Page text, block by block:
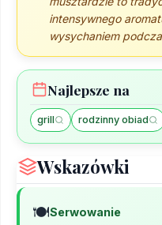
intensywnego
wysychaniem
Najlepsze na
grill rodzinny obiad
Wskazówki
🍽️Serwowanie